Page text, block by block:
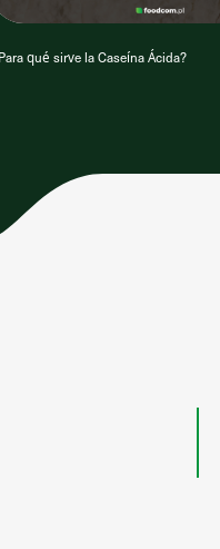
qué sirve la Caseína Ácida?